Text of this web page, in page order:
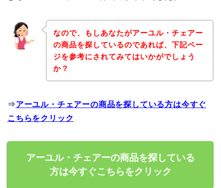
なので、もしあなたがアーユル・チェアー
の商品を探しているのであれば、下記ペー
ジを参考にされてみてはいかがでしょう
か？
⇒アーユル・チェアーの商品を探している方は今すぐ
こちらをクリック
アーユル・チェアーの商品を探している
方は今すぐこちらをクリック